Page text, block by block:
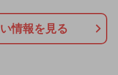
情報を見る